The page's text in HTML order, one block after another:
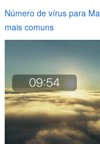
Número de vírus para
mais comuns